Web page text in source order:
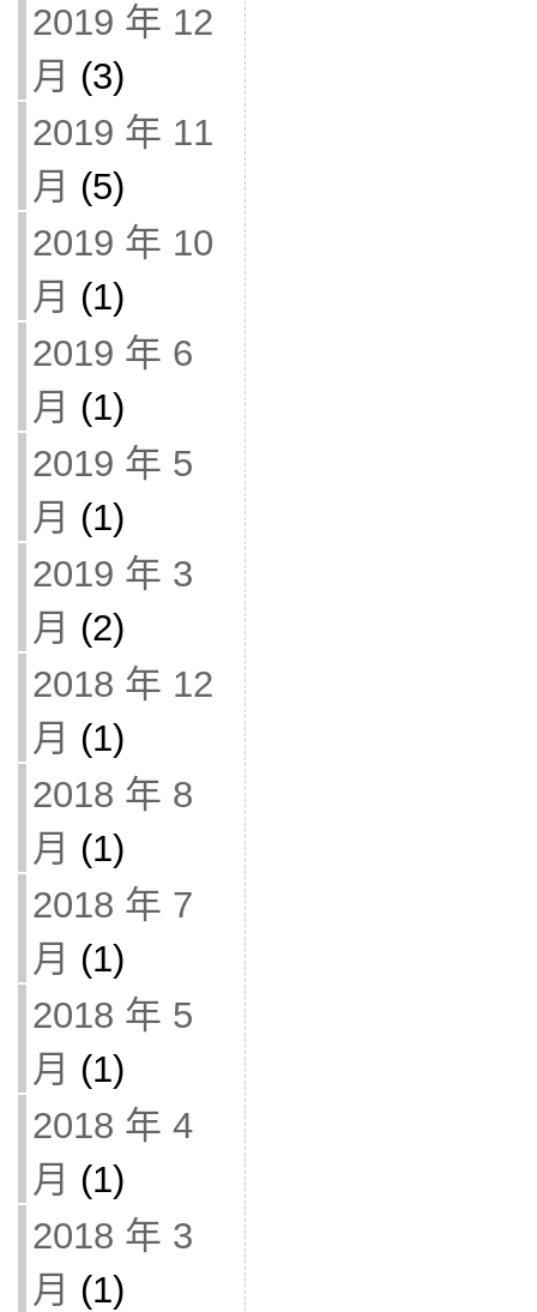
2019 年 12
月 (3)
2019 年 11
月 (5)
2019 年 10
月 (1)
2019 年 6
月 (1)
2019 年 5
月 (1)
2019 年 3
月 (2)
2018 年 12
月 (1)
2018 年 8
月 (1)
2018 年 7
月 (1)
2018 年 5
月 (1)
2018 年 4
月 (1)
2018 年 3
月 (1)